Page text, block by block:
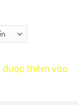
được thêm vào